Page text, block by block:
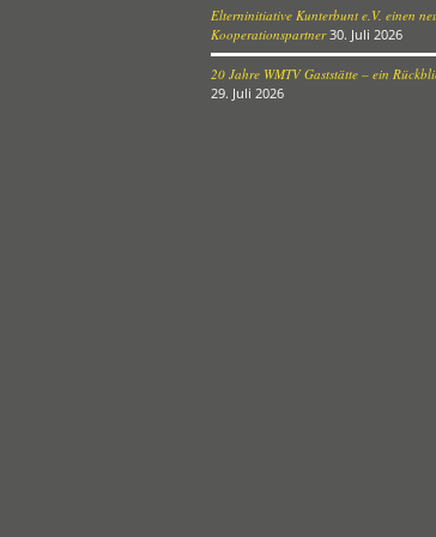
Elterninitiative Kunterbunt e.V. einen
Kooperationspartner 30. Juli 2026
20 Jahre WMTV Gaststätte – ein
29. Juli 2026